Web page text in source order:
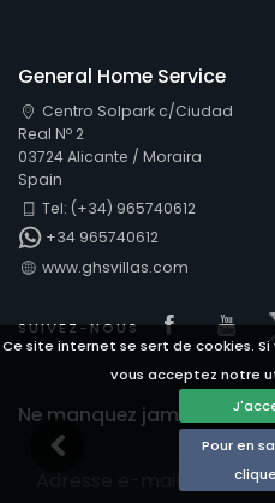
Ce site internet se sert de cookies.
vous acceptez notre
Pour en
General Home Service
Centro Solpark c/Ciudad
Real Nº 2
03724 Alicante / Moraira
Spain
Tel: (+34) 965740612
+34 965740612
www.ghsvillas.com
SUIVEZ-NOUS Visit
Ne manquez jamais nos